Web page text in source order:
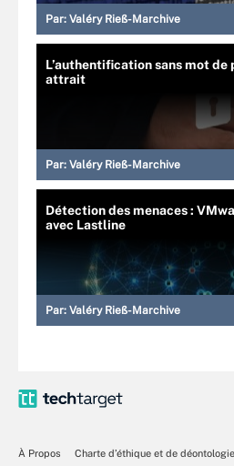
Par: Valéry Rieß-Marchive
L’authentification sans mot de
attrait
Par: Valéry Rieß-Marchive
Détection des menaces :
avec Lastline
Par: Valéry Rieß-Marchive
À Propos
Charte d’éthique et de déontologie